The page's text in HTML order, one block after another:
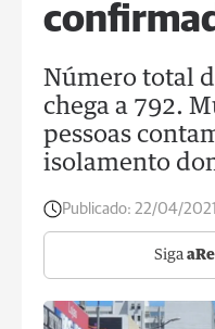
Número total
chega a 792.
pessoas
isolamento
Publicado: 22/04/
Siga